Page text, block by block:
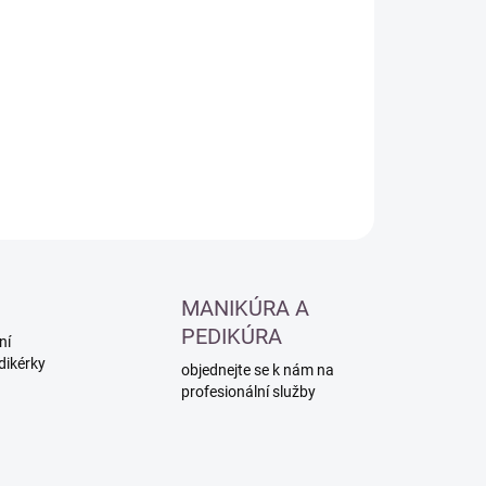
MANIKÚRA A
PEDIKÚRA
objednejte se k nám na
profesionální služby